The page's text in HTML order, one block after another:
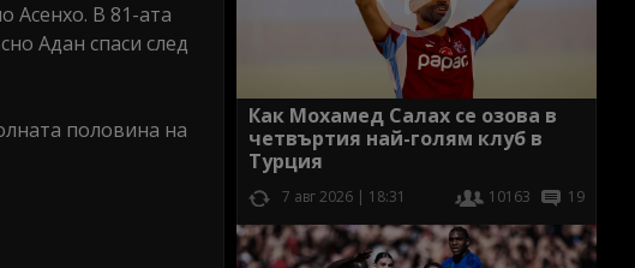
Асенхо. В 81-ата
Адан спаси след
половина на
Как Мохамед Салах се озова в
четвъртия най-голям клуб в
Турция
7 авг 2026 | 18:31 10163 19